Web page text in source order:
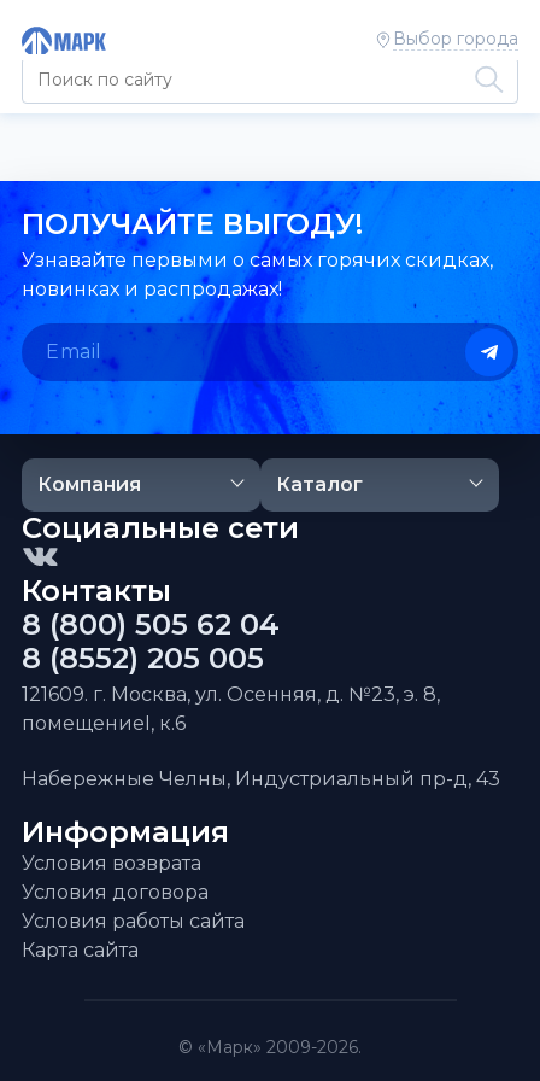
Выбор города
ПОЛУЧАЙТЕ ВЫГОДУ!
Узнавайте первыми о самых горячих скидках,
новинках и распродажах!
Компания Каталог
Информация
Условия возврата
Условия договора
Условия работы сайта
Карта сайта
Контакты
8 (800) 505 62 04
8 (8552) 205 005
121609. г. Москва, ул. Осенняя, д. №23, э. 8,
помещениеI, к.6
Набережные Челны, Индустриальный пр-д, 43
Социальные сети
© «Марк» 2009-2026.